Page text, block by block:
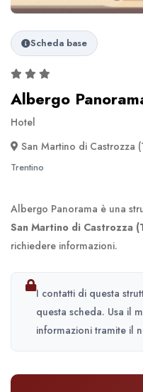
Scheda base
Albergo
Hotel
San Martino di Castrozza
Trentino
Albergo Panorama è una
San Martino di Castrozza
richiedere informazioni.
I contatti di questa
questa scheda. Usa il
informazioni tramite il